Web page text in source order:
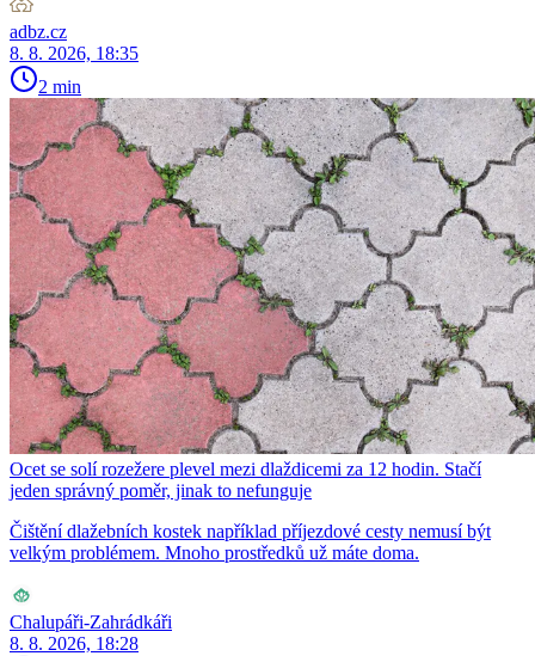
adbz.cz
8. 8. 2026, 18:35
2 min
Ocet se solí rozežere plevel mezi dlaždicemi za 12 hodin. Stačí
jeden správný poměr, jinak to nefunguje
Čištění dlažebních kostek například příjezdové cesty nemusí být
velkým problémem. Mnoho prostředků už máte doma.
Chalupáři-Zahrádkáři
8. 8. 2026, 18:28